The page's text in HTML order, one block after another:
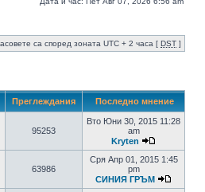
са според зоната UTC + 2 часа [ DST ]
Преглеждания Последно мнение
95253
Вто Юни 30, 2015 11:28
am
Kryten
63986
Сря Апр 01, 2015 1:45
pm
СИНИЯ ГРЪМ